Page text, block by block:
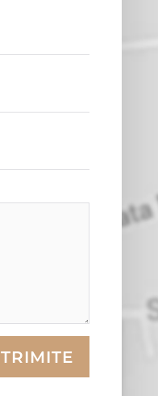
TRIMITE